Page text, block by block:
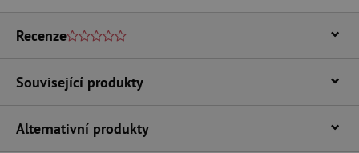
Recenze
Související produkty
Alternativní produkty